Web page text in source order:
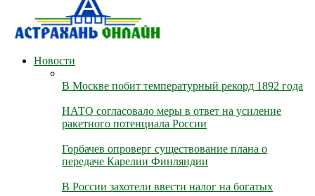
Новости
В Москве побит температурный рекорд 1892 года
НАТО согласовало меры в ответ на усиление
ракетного потенциала России
Горбачев опроверг существование плана о
передаче Карелии Финляндии
В России захотели ввести налог на богатых